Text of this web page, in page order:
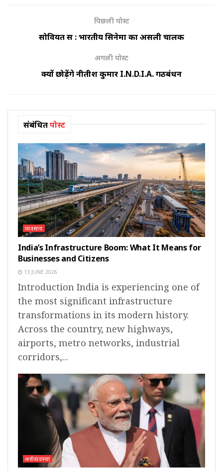
पिछली पोस्ट
सोवियत रूस : भारतीय सिनेमा का असली चालक
अगली पोस्ट
क्यों छोड़ेंगे नीतीश कुमार I.N.D.I.A. गठबंधन
संबंधितपोस्ट
व्यवसाय
India’s Infrastructure Boom: What It Means for
Businesses and Citizens
13 JUNE 2026
Introduction India is experiencing one of
the most significant infrastructure
transformations in its modern history.
Across the country, new highways,
airports, metro networks, industrial
corridors,...
अर्थव्यवस्था